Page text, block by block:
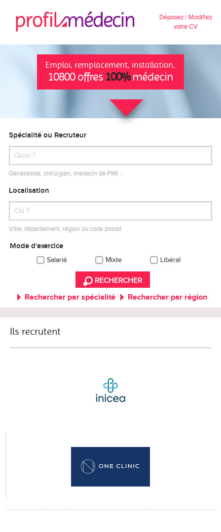
Déposez / Modifiez
votre CV
Emploi, remplacement, installation,
10800 offres 100%médecin
Spécialité ou Recruteur
Généraliste, chirurgien, médecin de PMI…
Localisation
Ville, département, région ou code postal
Mode d'exercice
Salarié Mixte Libéral
RECHERCHER
Rechercher par spécialité Rechercher par région
Ils recrutent